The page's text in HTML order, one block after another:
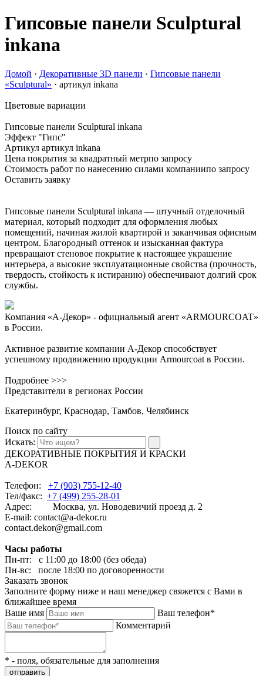
Гипсовые панели Sculptural
inkana
Домой · Декоративные 3D панели · Гипсовые панели
«Sculptural» · артикул inkana
Цветовые вариации
Гипсовые панели Sculptural inkana
Эффект "Гипс"
Артикул артикул inkana
Цена покрытия за квадратный метрпо запросу
Стоимость работ по нанесению силами компаниипо запросу
Оставить заявку
Гипсовые панели Sculptural inkana — штучный отделочный
материал, который подходит для оформления любых
помещений, начиная жилой квартирой и заканчивая офисным
центром. Благородный оттенок и изысканная фактура
превращают стеновое покрытие к настоящее украшение
интерьера, а высокие эксплуатационные свойства (прочность,
твердость, стойкость к истиранию) обеспечивают долгий срок
службы.
Компания «А-Декор» - официальный агент «ARMOURCOAT»
в России.
Активное развитие компании А-Декор способствует
успешному продвижению продукции Armourcoat в России.
Подробнее >>>
Представители в регионах России
Екатеринбург, Краснодар, Тамбов, Челябинск
Поиск по сайту
Искать:
ДЕКОРАТИВНЫЕ ПОКРЫТИЯ И КРАСКИ
A-DEKOR
Телефон: +7 (903) 755-12-40
Тел/факс: +7 (499) 255-28-01
Адрес: Москва, ул. Новодевичий проезд д. 2
E-mail: contact@a-dekor.ru
contact.dekor@gmail.com
Часы работы
Пн-пт: с 11:00 до 18:00 (без обеда)
Пн-вс: после 18:00 по договоренности
Заказать звонок
Заполните форму ниже и наш менеджер свяжется с Вами в
ближайшее время
Ваше имя
Ваш телефон*
Комментарий
* - поля, обязательные для заполнения
отправить